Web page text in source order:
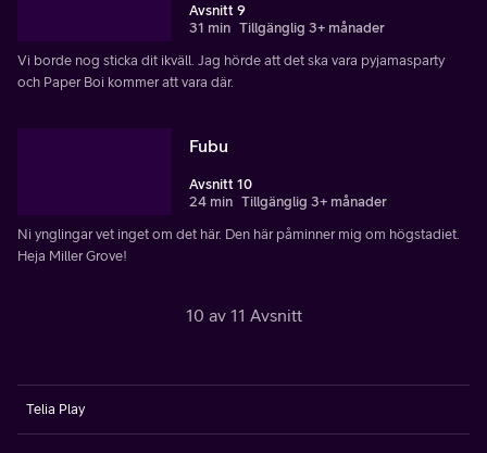
Avsnitt 9
31 min Tillgänglig 3+ månader
Vi borde nog sticka dit ikväll. Jag hörde att det ska vara pyjamasparty
och Paper Boi kommer att vara där.
Fubu
Avsnitt 10
24 min Tillgänglig 3+ månader
Ni ynglingar vet inget om det här. Den här påminner mig om högstadiet.
Heja Miller Grove!
10 av 11 Avsnitt
Telia Play